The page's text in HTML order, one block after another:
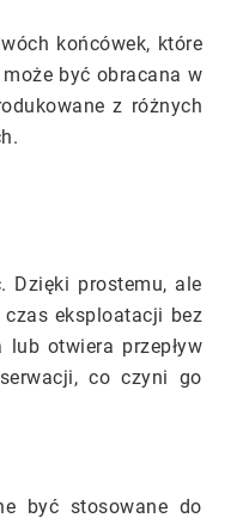
końcówek, które
być obracana w
z różnych
Dzięki prostemu, ale
czas eksploatacji bez
otwiera przepływ
co czyni go
być stosowane do